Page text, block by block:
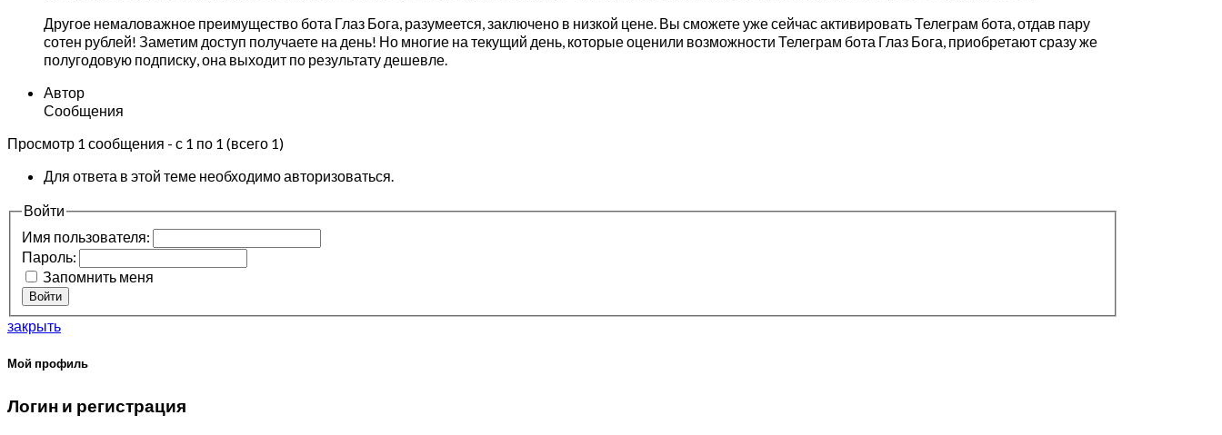
Другое немаловажное преимущество бота Глаз Бога, разумеется, заключено в низкой цене. Вы сможете уже сейчас активировать Телеграм бота, отдав пару
сотен рублей! Заметим доступ получаете на день! Но многие на текущий день, которые оценили возможности Телеграм бота Глаз Бога, приобретают сразу же
полугодовую подписку, она выходит по результату дешевле.
Автор
Сообщения
Просмотр 1 сообщения - с 1 по 1 (всего 1)
Для ответа в этой теме необходимо авторизоваться.
Войти
Имя пользователя:
Пароль:
Запомнить меня
Войти
закрыть
Мой профиль
Логин и регистрация